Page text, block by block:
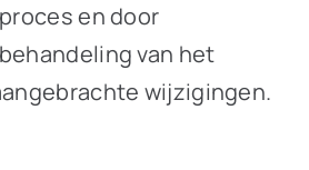
en door
van het
wijzigingen.